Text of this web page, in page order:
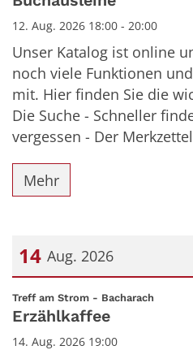
12. Aug. 2026 18:00 - 20:00
Unser Katalog ist online
noch viele Funktionen
mit. Hier finden Sie die
Die Suche - Schneller
vergessen - Der
Mehr
14 Aug. 2026
Datum: 14. August 2026
Treff am Strom - Bacharach
Erzählkaffee
14. Aug. 2026 19:00